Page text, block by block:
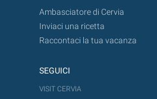
Ambasciatore di Cervia
Inviaci una ricetta
Raccontaci la tua vacanza
SEGUICI
VISIT CERVIA